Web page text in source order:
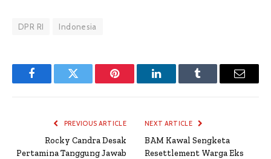
DPR RI Indonesia
FacebookTwitter Pinterest LinkedInTumblr Email
PREVIOUS ARTICLE
Rocky Candra Desak
Pertamina Tanggung Jawab
NEXT ARTICLE
BAM Kawal Sengketa
Resettlement Warga Eks